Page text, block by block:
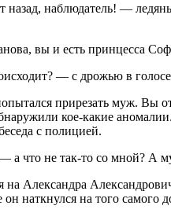
наблюдатель! —
вы и есть принцесса
— с дрожью в
прирезать муж.
кое-какие
с полицией.
что не так-то со мной? А
на Александра
он наткнулся на того